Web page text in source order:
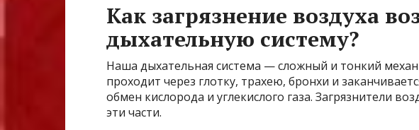
Как загрязнение воздуха
дыхательную систему?
Наша дыхательная система — сложный и тонкий
проходит через глотку, трахею, бронхи и
обмен кислорода и углекислого газа. Загрязнители
эти части.